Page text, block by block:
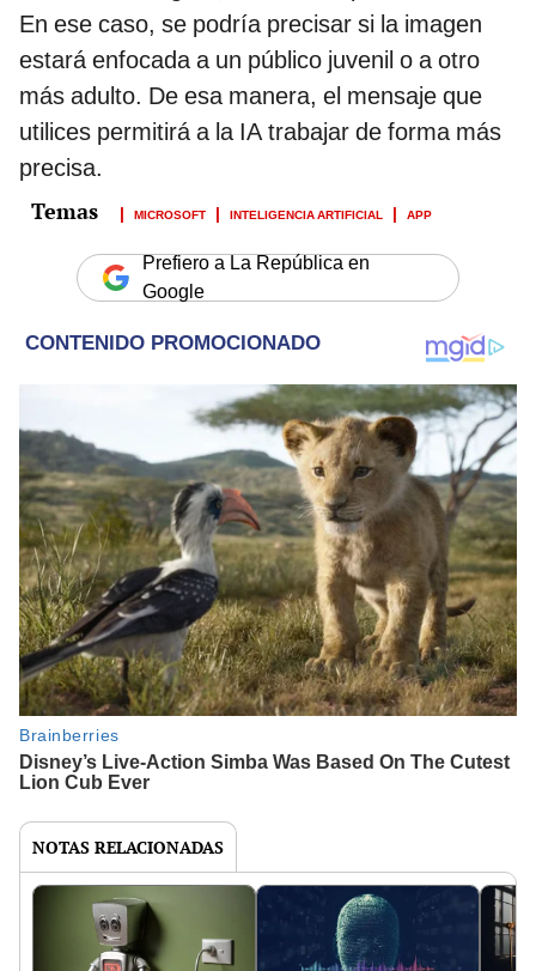
En ese caso, se podría precisar si la imagen
estará enfocada a un público juvenil o a otro
más adulto. De esa manera, el mensaje que
utilices permitirá a la IA trabajar de forma más
precisa.
MICROSOFT INTELIGENCIA ARTIFICIAL APP
Prefiero a La República en
Google
NOTAS RELACIONADAS